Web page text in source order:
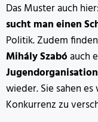
Das Muster auch
sucht man einen
Politik. Zudem
Mihály Szabóauch
wieder. Sie sahen
Konkurrenz zu